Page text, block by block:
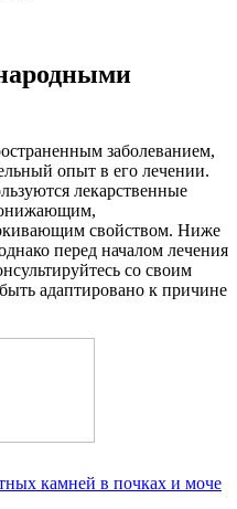
заболеванием,
опыт в его лечении.
лекарственные
свойством. Ниже
перед началом лечения
со своим
адаптировано к причине
камней в почках и моче